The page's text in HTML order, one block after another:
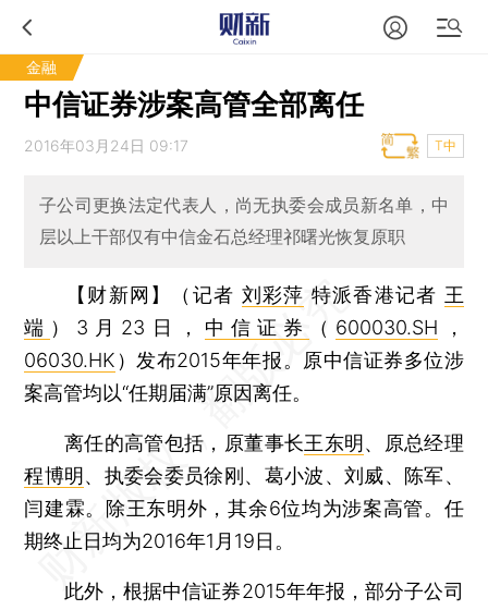
金融
中信证券涉案高管全部离任
2016年03月24日 09:17 T中
子公司更换法定代表人，尚无执委会成员新名单，中
层以上干部仅有中信金石总经理祁曙光恢复原职
【财新网】（记者 刘彩萍 特派香港记者 王
端 ） 3月23日， 中信证券 （ 600030.SH ，
06030.HK ）发布2015年年报。原中信证券多位涉
案高管均以“任期届满”原因离任。
离任的高管包括，原董事长王东明 、原总经理
程博明 、执委会委员徐刚、葛小波、刘威、陈军、
闫建霖。除王东明外，其余6位均为涉案高管。任
期终止日均为2016年1月19日。
此外，根据中信证券2015年年报，部分子公司